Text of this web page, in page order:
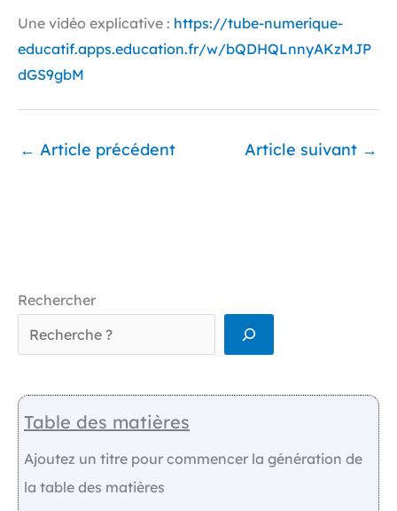
Une vidéo explicative : https://tube-numerique-
educatif.apps.education.fr/w/bQDHQLnnyAKzMJP
dGS9gbM
← Article précédent Article suivant →
Rechercher
Table des matières
Ajoutez un titre pour commencer la génération de
la table des matières